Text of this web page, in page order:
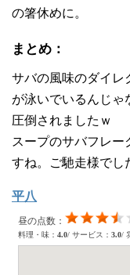
の箸休めに。
まとめ：
サバの風味のダイレ
が泳いでいるんじゃ
圧倒されましたｗ
スープのサバフレ
すね。ご馳走様でし
平八